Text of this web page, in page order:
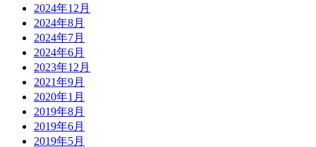
2024年12月
2024年8月
2024年7月
2024年6月
2023年12月
2021年9月
2020年1月
2019年8月
2019年6月
2019年5月